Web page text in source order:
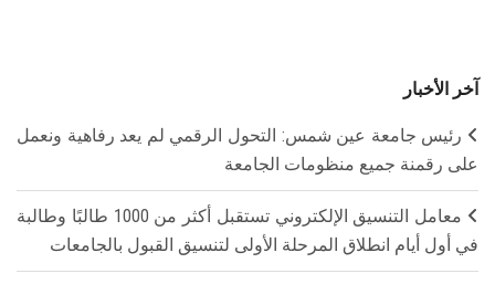
آخر الأخبار
رئيس جامعة عين شمس: التحول الرقمي لم يعد رفاهية ونعمل
على رقمنة جميع منظومات الجامعة
معامل التنسيق الإلكتروني تستقبل أكثر من 1000 طالبًا وطالبة
في أول أيام انطلاق المرحلة الأولى لتنسيق القبول بالجامعات